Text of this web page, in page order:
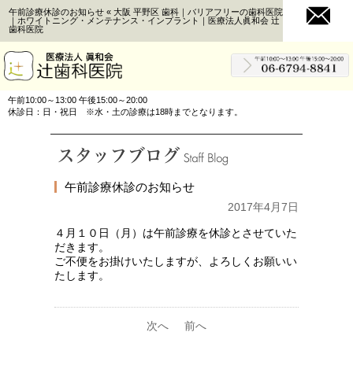
午前診療休診のお知らせ « 大阪 平野区 歯科｜バリアフリーの歯科医院
｜ホワイトニング・メンテナンス・インプラント｜医療法人眞和会 辻
歯科医院
午前10:00～13:00 午後15:00～20:00
休診日：日・祝日 ※水・土の診療は18時までとなります。
午前診療休診のお知らせ
2017年4月7日
４月１０日（月）は午前診療を休診とさせていた
だきます。
ご不便をお掛けいたしますが、よろしくお願いい
たします。
次へ 前へ